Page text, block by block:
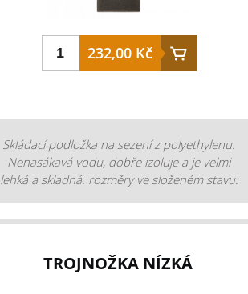
232,00 Kč
Skládací podložka na sezení z polyethylenu.
Nenasákavá vodu, dobře izoluje a je velmi
lehká a skladná. rozměry ve složeném stavu:
TROJNOŽKA NÍZKÁ